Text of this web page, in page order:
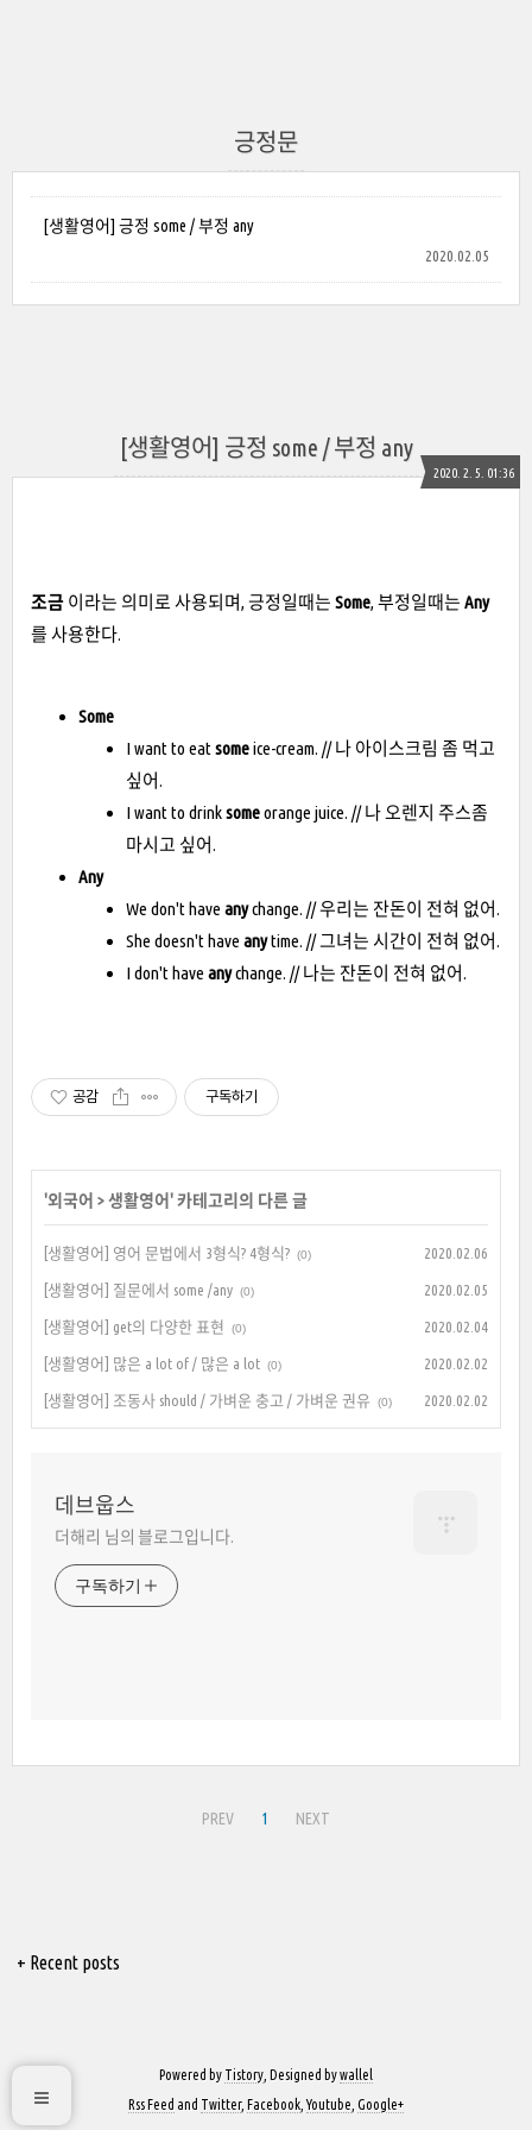
긍정문
[생활영어] 긍정 some / 부정 any
2020.02.05
[생활영어] 긍정 some / 부정 any
2020. 2. 5. 01:36
조금 이라는 의미로 사용되며, 긍정일때는 Some, 부정일때는 Any
를 사용한다.
Some
I want to eat someice-cream. // 나 아이스크림 좀 먹고
싶어.
I want to drinksomeorange juice. // 나 오렌지 주스좀
마시고 싶어.
Any
We don't have anychange. // 우리는 잔돈이 전혀 없어.
She doesn't have anytime. // 그녀는 시간이 전혀 없어.
I don't have anychange. // 나는 잔돈이 전혀 없어.
공감 구독하기
'외국어 >생활영어' 카테고리의 다른 글
[생활영어] 영어 문법에서 3형식? 4형식? (0) 2020.02.06
[생활영어] 질문에서 some /any (0) 2020.02.05
[생활영어] get의 다양한 표현 (0) 2020.02.04
[생활영어] 많은 a lot of / 많은 a lot (0) 2020.02.02
[생활영어] 조동사 should / 가벼운 충고 / 가벼운 권유 (0) 2020.02.02
데브웁스
더해리 님의 블로그입니다.
구독하기
PREV 1 NEXT
+ Recent posts
Powered by Tistory , Designed bywallel
Rss Feed and Twitter, Facebook ,Youtube Google+